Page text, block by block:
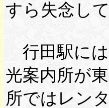
すら失念し
行田駅には
光案内所が
所ではレン